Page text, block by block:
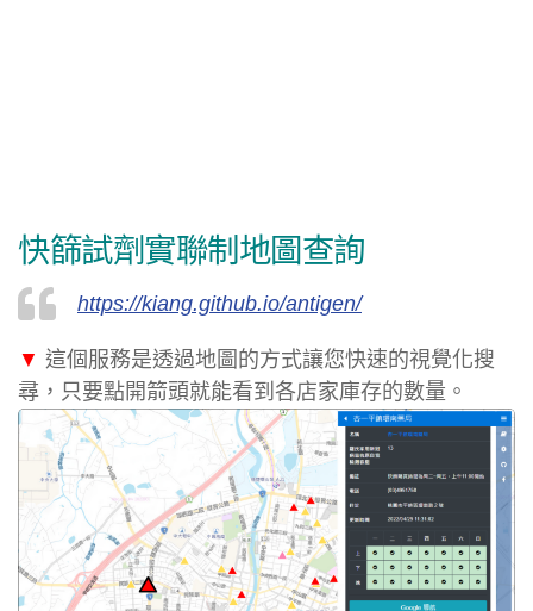
快篩試劑實聯制地圖查詢
https://kiang.github.io/antigen/
▼ 這個服務是透過地圖的方式讓您快速的視覺化搜
尋，只要點開箭頭就能看到各店家庫存的數量。